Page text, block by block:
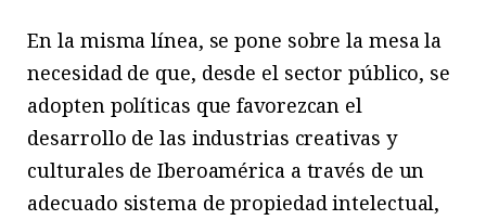
En la misma línea, se pone sobre la mesa la
necesidad de que, desde el sector público, se
adopten políticas que favorezcan el
desarrollo de las industrias creativas y
culturales de Iberoamérica a través de un
adecuado sistema de propiedad intelectual,